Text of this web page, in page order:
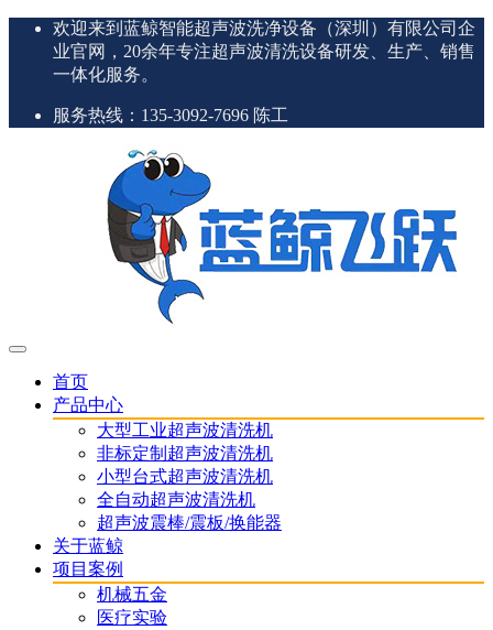
欢迎来到蓝鲸智能超声波洗净设备（深圳）有限公司企
业官网，20余年专注超声波清洗设备研发、生产、销售
一体化服务。
服务热线：135-3092-7696 陈工
首页
产品中心
大型工业超声波清洗机
非标定制超声波清洗机
小型台式超声波清洗机
全自动超声波清洗机
超声波震棒/震板/换能器
关于蓝鲸
项目案例
机械五金
医疗实验